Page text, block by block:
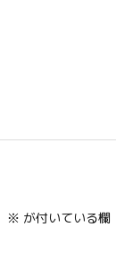
※ が付いている欄